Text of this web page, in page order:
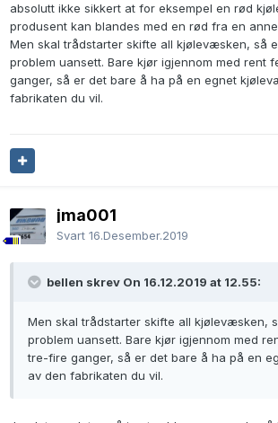
absolutt ikke sikkert at for eksempel en rød
produsent kan blandes med en rød fra en
Men skal trådstarter skifte all kjølevæsken, så
problem uansett. Bare kjør igjennom med rent
ganger, så er det bare å ha på en egnet
fabrikaten du vil.
jma001
Svart 16.Desember.2019
bellen skrev On 16.12.2019 at 12.55:
Men skal trådstarter skifte all kjølevæsken,
problem uansett. Bare kjør igjennom med
tre-fire ganger, så er det bare å ha på en
av den fabrikaten du vil.